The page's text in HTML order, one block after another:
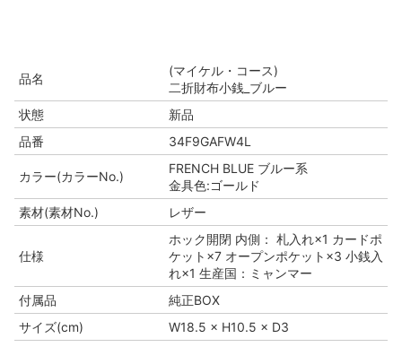
品名
(マイケル・コース)
二折財布小銭_ブルー
状態
新品
品番
34F9GAFW4L
カラー(カラーNo.)
FRENCH BLUE ブルー系
金具色:ゴールド
素材(素材No.)
レザー
仕様
ホック開閉 内側： 札入れ×1 カードポ
ケット×7 オープンポケット×3 小銭入
れ×1 生産国：ミャンマー
付属品
純正BOX
サイズ(cm)
W18.5 × H10.5 × D3